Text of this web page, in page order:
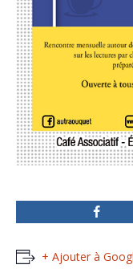
+ Ajouter à